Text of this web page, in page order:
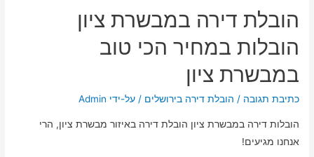
הובלת דירה במבשרת ציון
הובלות במחיר הכי טוב
במבשרת ציון
כתיבת תגובה / הובלת דירה בירושלים / על-ידי Admin
הובלות דירה במבשרת ציון הובלת דירה באיזור מבשרת ציון, הרי
אנחנו מגיעים!